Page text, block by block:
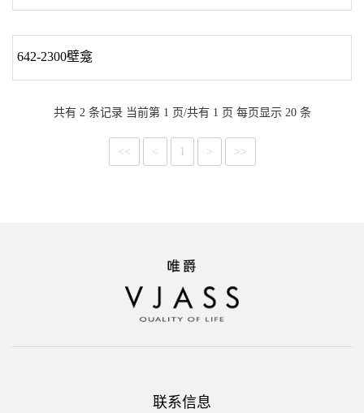
642-2300壁龛
共有 2 条记录 当前第 1 页/共有 1 页 每页显示 20 条
<< < 1 > >>
联系信息